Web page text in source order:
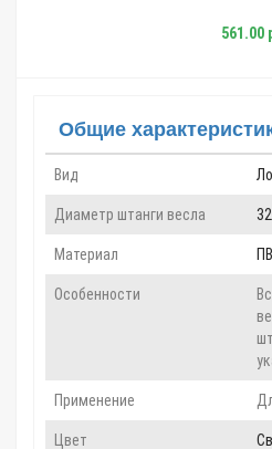
561.00
Общие
Вид
Диаметр штанги весла
Материал
Особенности
Применение
Цвет